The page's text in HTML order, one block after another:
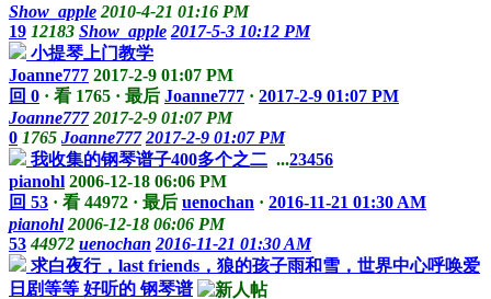
Show_apple 2010-4-21 01:16 PM
19 12183 Show_apple 2017-5-3 10:12 PM
小提琴上门教学
Joanne777 2017-2-9 01:07 PM
回 0 · 看 1765 · 最后 Joanne777 · 2017-2-9 01:07 PM
Joanne777 2017-2-9 01:07 PM
0 1765 Joanne777 2017-2-9 01:07 PM
我收集的钢琴谱子400多个之二 ...23456
pianohl 2006-12-18 06:06 PM
回 53 · 看 44972 · 最后 uenochan · 2016-11-21 01:30 AM
pianohl 2006-12-18 06:06 PM
53 44972 uenochan 2016-11-21 01:30 AM
求白夜行，last friends，狼的孩子雨和雪，世界中心呼唤爱
日剧等等 好听的 钢琴谱